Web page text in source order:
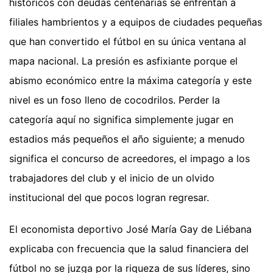
filiales hambrientos y a equipos de ciudades pequeñas
que han convertido el fútbol en su única ventana al
mapa nacional. La presión es asfixiante porque el
abismo económico entre la máxima categoría y este
nivel es un foso lleno de cocodrilos. Perder la
categoría aquí no significa simplemente jugar en
estadios más pequeños el año siguiente; a menudo
significa el concurso de acreedores, el impago a los
trabajadores del club y el inicio de un olvido
institucional del que pocos logran regresar.
El economista deportivo José María Gay de Liébana
explicaba con frecuencia que la salud financiera del
fútbol no se juzga por la riqueza de sus líderes, sino